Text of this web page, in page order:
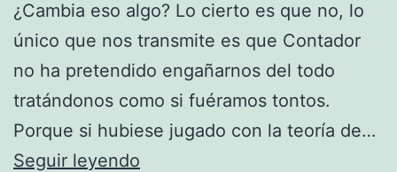
¿Cambia eso algo? Lo cierto es que no, lo
único que nos transmite es que Contador
no ha pretendido engañarnos del todo
tratándonos como si fuéramos tontos.
Porque si hubiese jugado con la teoría de…
Seguir leyendo